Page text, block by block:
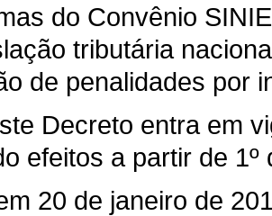
do Convênio
tributária
de penalidades por
Decreto entra em
efeitos a partir de 1º
20 de janeiro de